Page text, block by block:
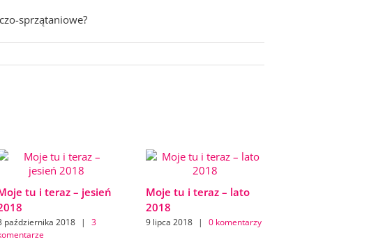
sprzątaniowe?
tu i teraz – jesień
października 2018 |
3
Moje tu i teraz – lato
2018
9 lipca 2018 | 0 komentarzy